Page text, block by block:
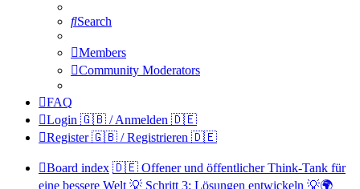
Search
Members
Community Moderators
FAQ
Login 🇬🇧 / Anmelden 🇩🇪
Register 🇬🇧 / Registrieren 🇩🇪
Board index 🇩🇪 Offener und öffentlicher Think-Tank für
eine bessere Welt 💡 Schritt 3: Lösungen entwickeln 💡🌍